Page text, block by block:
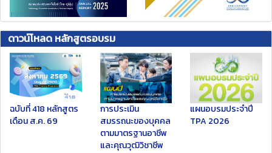
ดาวน์โหลด หลักสูตรอบรม
ฉบับที่ 418 หลักสูตร
เดือน ส.ค. 69
การประเมิน
สมรรถนะของบุคคล
ตามมาตรฐานอาชีพ
และคุณวุฒิวิชาชีพ
แผนอบรมประจำปี
TPA 2026